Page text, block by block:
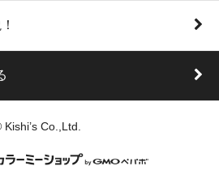
Kishi’s Co.,Ltd.